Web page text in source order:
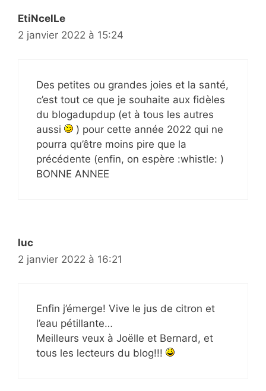
EtiNcelLe
2 janvier 2022 à 15:24
Des petites ou grandes joies et la santé,
c’est tout ce que je souhaite aux fidèles
du blogadupdup (et à tous les autres
aussi
) pour cette année 2022 qui ne
pourra qu’être moins pire que la
précédente (enfin, on espère :whistle: )
BONNE ANNEE
luc
2 janvier 2022 à 16:21
Enfin j’émerge! Vive le jus de citron et
l’eau pétillante…
Meilleurs veux à Joëlle et Bernard, et
tous les lecteurs du blog!!!